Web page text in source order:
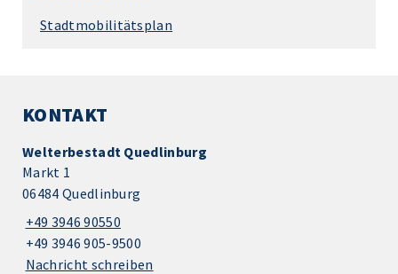
Stadtmobilitätsplan
KONTAKT
Welterbestadt Quedlinburg
Markt 1
06484 Quedlinburg
+49 3946 90550
+49 3946 905-9500
Nachricht schreiben